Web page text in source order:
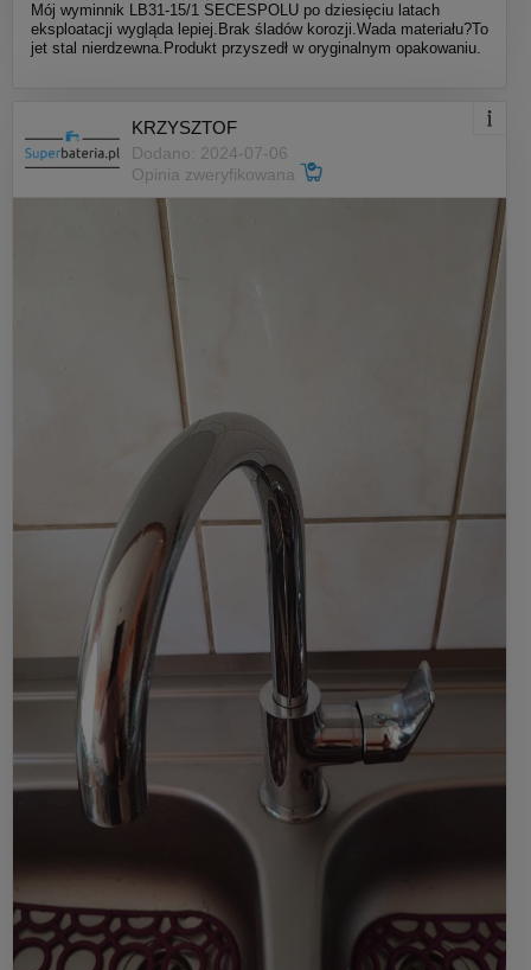
Mój wyminnik LB31-15/1 SECESPOLU po dziesięciu latach
eksploatacji wygląda lepiej.Brak śladów korozji.Wada materiału?To
jet stal nierdzewna.Produkt przyszedł w oryginalnym opakowaniu.
KRZYSZTOF
Dodano: 2024-07-06
Opinia zweryfikowana